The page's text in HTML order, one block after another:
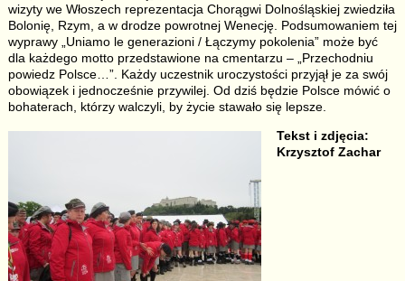
wizyty we Włoszech reprezentacja Chorągwi Dolnośląskiej zwiedziła
Bolonię, Rzym, a w drodze powrotnej Wenecję. Podsumowaniem tej
wyprawy „Uniamo le generazioni / Łączymy pokolenia” może być
dla każdego motto przedstawione na cmentarzu – „Przechodniu
powiedz Polsce…”. Każdy uczestnik uroczystości przyjął je za swój
obowiązek i jednocześnie przywilej. Od dziś będzie Polsce mówić o
bohaterach, którzy walczyli, by życie stawało się lepsze.
Tekst i zdjęcia:
Krzysztof Zachar